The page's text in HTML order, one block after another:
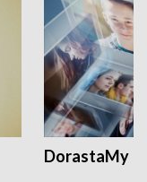
DorastaMy